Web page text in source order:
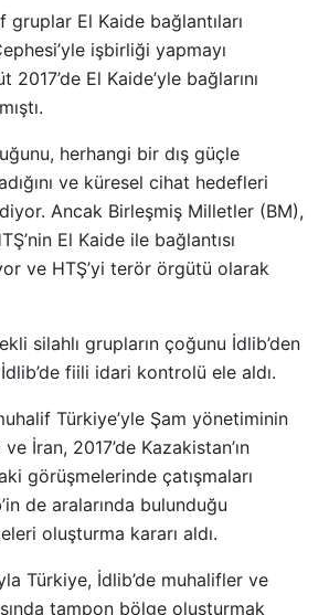
gruplar El Kaide bağlantıları
işbirliği yapmayı
El Kaide’yle bağlarını
herhangi bir dış güçle
ve küresel cihat hedefleri
Ancak Birleşmiş Milletler (BM),
El Kaide ile bağlantısı
ve HTŞ’yi terör örgütü olarak
silahlı grupların çoğunu İdlib’den
fiili idari kontrolü ele aldı.
Türkiye’yle Şam yönetiminin
İran, 2017’de Kazakistan’ın
görüşmelerinde çatışmaları
de aralarında bulunduğu
oluşturma kararı aldı.
Türkiye, İdlib’de muhalifler ve
tampon bölge oluşturmak